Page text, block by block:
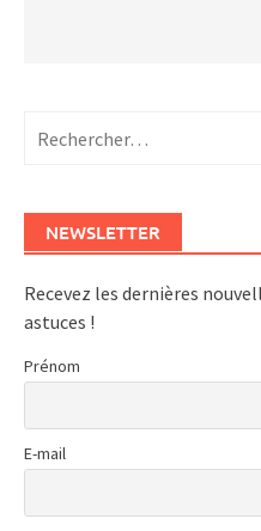
NEWSLETTER
Recevez les dernières
astuces !
Prénom
E-mail